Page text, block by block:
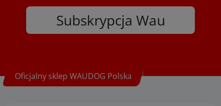
Subskrypcja Wau
Oficjalny sklep WAUDOG Polska